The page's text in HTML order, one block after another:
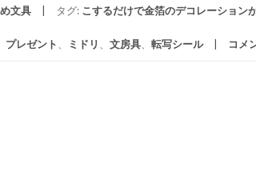
文具 タグ: こするだけで金箔のデコレーション
プレゼント ミドリ 文房具 転写シール コメ